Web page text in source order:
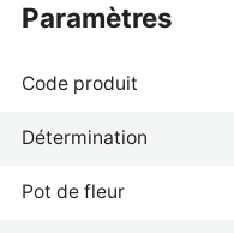
paramètres
Code produit
Détermination
Pot de fleur